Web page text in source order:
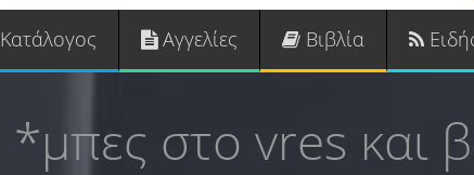
Κατάλογος Αγγελίες Βιβλία
*μπες στο vres και